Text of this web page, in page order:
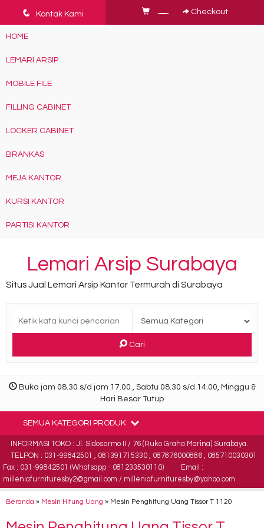
q Kontak Kami Checkout
HOME
LEMARI ARSIP
MOBILE FILE
FILLING CABINET
LOCKER CABINET
BRANKAS
MEJA KANTOR
KURSI KANTOR
PARTISI KANTOR
Lemari Arsip Surabaya
Situs Jual Lemari Arsip Kantor Termurah di Surabaya
Cari
Buka jam 08.30 s/d jam 17.00 , Sabtu 08.30 s/d 14.00, Minggu &
Hari Besar Tutup
SEMUA KATEGORI PRODUK
INFORMASI TOKO : Jl. Sidosermo II / 76 (Ruko Graha Marina) Surabaya.
TELPON : 031-99842501 , 081391715330 , 087876000886 , 085710030301
Fax : 031-99842501 (Whatsapp - 081233530110)
Email :
milleniafurnituresby2@gmail.com / milleniafurnituresby@yahoo.com
Beranda » Mesin Hitung Uang » Mesin Penghitung Uang Tissor T 1120